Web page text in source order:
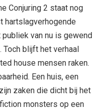
Conjuring 2 staat nog
hartslagverhogende
van nu is gewend
blijft het verhaal
house mensen raken.
Een huis, een
zaken die dicht bij het
monsters op een